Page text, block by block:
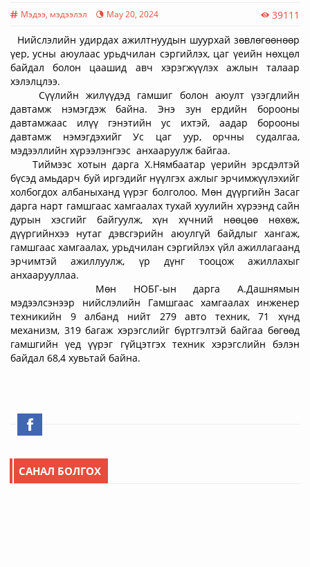
Мэдээ, мэдээлэл May 20, 2024
39111
Нийслэлийн удирдах ажилтнуудын шуурхай зөвлөгөөнөөр
үер, усны аюулаас урьдчилан сэргийлэх, цаг үеийн нөхцөл
байдал болон цаашид авч хэрэгжүүлэх ажлын талаар
хэлэлцлээ.
Сүүлийн жилүүдэд гамшиг болон аюулт үзэгдлийн
давтамж нэмэгдэж байна. Энэ зун ердийн борооны
давтамжаас илүү гэнэтийн ус ихтэй, аадар борооны
давтамж нэмэгдэхийг Ус цаг уур, орчны судалгаа,
мэдээллийн хүрээлэнгээс анхааруулж байгаа.
Тиймээс хотын дарга Х.Нямбаатар үерийн эрсдэлтэй
бүсэд амьдарч буй иргэдийг нүүлгэх ажлыг эрчимжүүлэхийг
холбогдох албаныханд үүрэг болголоо. Мөн дүүргийн Засаг
дарга нарт гамшгаас хамгаалах тухай хуулийн хүрээнд сайн
дурын хэсгийг байгуулж, хүн хүчний нөөцөө нөхөж,
дүүргийнхээ нутаг дэвсгэрийн аюулгүй байдлыг хангаж,
гамшгаас хамгаалах, урьдчилан сэргийлэх үйл ажиллагаанд
эрчимтэй ажиллуулж, үр дүнг тооцож ажиллахыг
анхаарууллаа.
Мөн НОБГ-ын дарга А.Дашнямын
мэдээлсэнээр нийслэлийн Гамшгаас хамгаалах инженер
техникийн 9 албанд нийт 279 авто техник, 71 хүнд
механизм, 319 багаж хэрэгслийг бүртгэлтэй байгаа бөгөөд
гамшгийн үед үүрэг гүйцэтгэх техник хэрэгслийн бэлэн
байдал 68,4 хувьтай байна.
САНАЛ БОЛГОХ